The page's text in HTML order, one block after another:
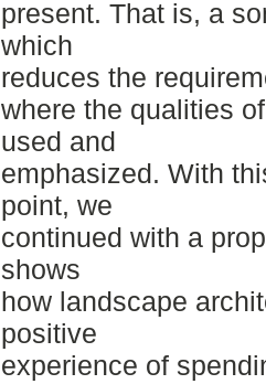
present. That is, a
which
reduces the
where the qualities
used and
emphasized. With
point, we
continued with a
shows
how landscape
positive
experience of